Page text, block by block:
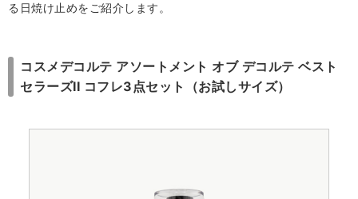
る日焼け止めをご紹介します。
コスメデコルテ アソートメント オブ デコルテ ベスト
セラーズII コフレ3点セット（お試しサイズ）